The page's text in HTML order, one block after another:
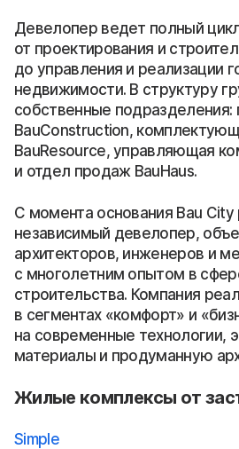
Девелопер ведет полный
от проектирования и
до управления и реализации
недвижимости. В структуру
собственные подразделения:
BauConstruction,
BauResource, управляющая
и отдел продаж BauHaus.
С момента основания Bau City
независимый девелопер,
архитекторов, инженеров и
с многолетним опытом в
строительства. Компания
в сегментах «комфорт» и
на современные технологии,
материалы и продуманную
Жилые комплексы от
Simple